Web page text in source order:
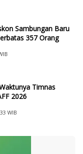
Sambungan Baru
357 Orang
Timnas
2026
WIB